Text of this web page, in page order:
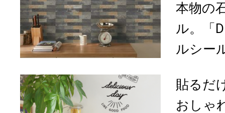
本物の
ル。「
ルシー
貼るだ
おしゃ